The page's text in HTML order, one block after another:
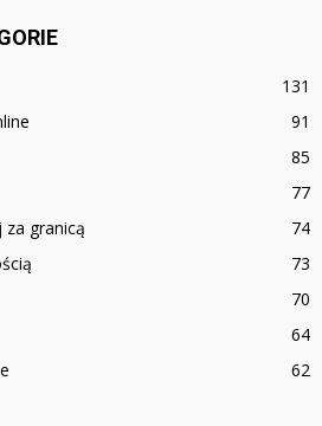
131
91
85
77
granicą
74
73
70
64
62